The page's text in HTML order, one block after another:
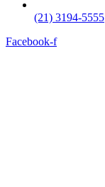
(21) 3194-5555
Facebook-f